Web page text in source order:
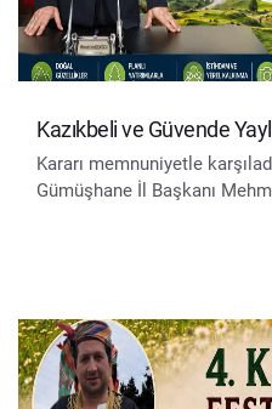
Kazıkbeli ve Güvende
Kararı memnuniyetle
Gümüşhane İl Başkanı